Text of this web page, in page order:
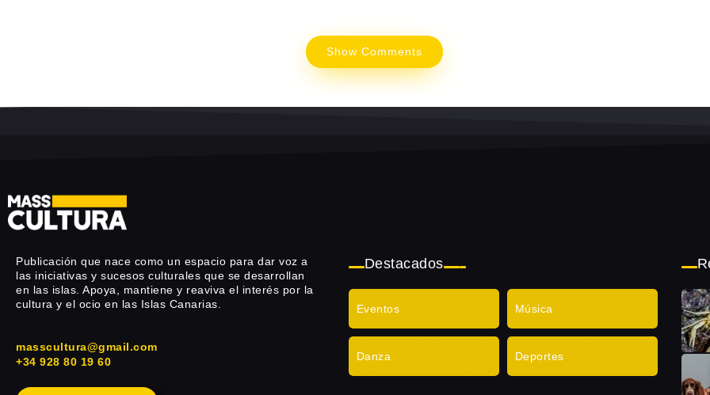
Show Comments
Publicación que nace como un espacio para dar voz a
las iniciativas y sucesos culturales que se desarrollan
en las islas. Apoya, mantiene y reaviva el interés por la
cultura y el ocio en las Islas Canarias.
masscultura@gmail.com
+34 928 80 19 60
Destacados
Eventos Música
Danza Deportes